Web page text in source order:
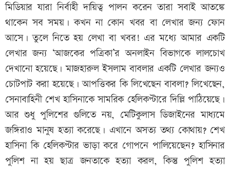
মিডিয়ার যারা নির্বাহী দায়িত্ব পালন করেন তারা সবাই আতঙ্কে
থাকেন সব সময়। কখন না কোন খবর বা লেখার জন্য ফোন
আসে। তুলে নিতে হয় লেখা বা খবর! এর মধ্যে আমার একটি
লেখার জন্য ‘আজকের পত্রিকা’র অনলাইন বিভাগকে লালচোখ
দেখানো হয়েছে। মাজহারুল ইসলাম বাবলার একটি লেখার জন্যও
চোটপাট করা হয়েছে। আপত্তিকর কি লিখেছেন বাবলা? লিখেছেন,
সেনাবাহিনী শেখ হাসিনাকে সামরিক হেলিকপ্টারে দিল্লি পাঠিয়েছে।
আর শুধু পুলিশের গুলিতে নয়, মেটিকুলাস ডিজাইনের মাধ্যমে
জঙ্গিরাও মানুষ হত্যা করেছে। এখানে অসত্য তথ্য কোথায়? শেখ
হাসিনা কি হেলিকপ্টার ভাড়া করে গোপনে পালিয়েছেন? হাসিনার
পুলিশ না হয় ছাত্র জনতাকে হত্যা করল, কিন্তু পুলিশ হত্যা